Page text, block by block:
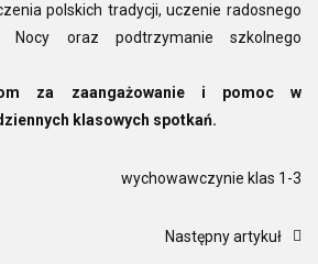
polskich tradycji, uczenie radosnego
Nocy oraz podtrzymanie szkolnego
za zaangażowanie i pomoc w
klasowych spotkań.
wychowawczynie klas 1-3
Następny artykuł